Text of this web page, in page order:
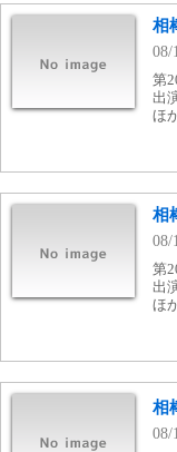
相
08/
第
出
ほ
相
08/
第
出
ほ
相
08/